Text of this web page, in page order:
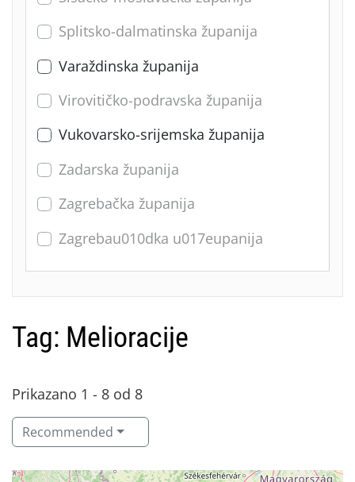
Splitsko-dalmatinska županija
Varaždinska županija
Virovitičko-podravska županija
Vukovarsko-srijemska županija
Zadarska županija
Zagrebačka županija
Zagrebau010dka u017eupanija
Tag: Melioracije
Prikazano 1 - 8 od 8
Recommended